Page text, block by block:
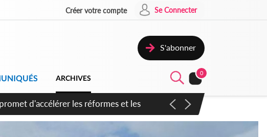
Créer votre compte Se Connecter
S'abonner
ARCHIVES
0
veut s'en inspirer pour accélérer le